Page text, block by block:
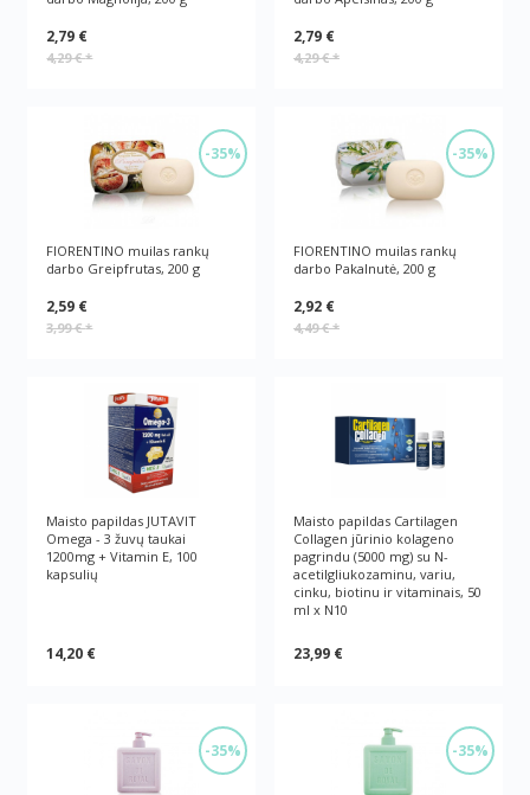
2,79 €
4,29 €*
2,79 €
4,29 €*
-35%
FIORENTINO muilas rankų
darbo Greipfrutas, 200 g
2,59 €
3,99 €*
-35%
FIORENTINO muilas rankų
darbo Pakalnutė, 200 g
2,92 €
4,49 €*
Maisto papildas JUTAVIT
Omega - 3 žuvų taukai
1200mg + Vitamin E, 100
kapsulių
14,20 €
Maisto papildas Cartilagen
Collagen jūrinio kolageno
pagrindu (5000 mg) su N-
acetilgliukozaminu, variu,
cinku, biotinu ir vitaminais, 50
ml x N10
23,99 €
-35% -35%